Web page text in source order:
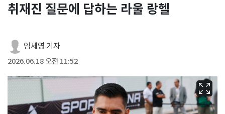
취재진 질문에 답하는 라울 랑헬
임세영 기자
2026.06.18 오전 11:52